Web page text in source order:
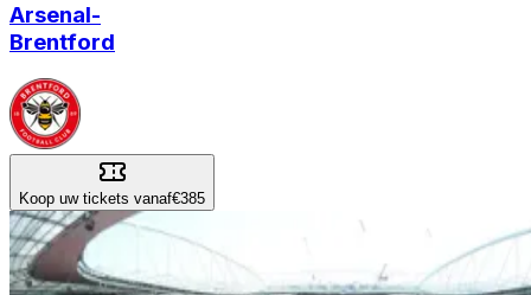
Arsenal-
Brentford
Koop uw tickets vanaf€385